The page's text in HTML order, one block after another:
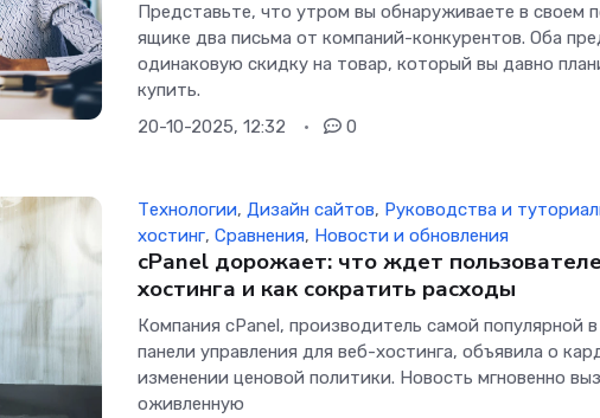
Представьте, что утром вы обнаруживаете в своем
ящике два письма от компаний-конкурентов. Оба
одинаковую скидку на товар, который вы давно
купить.
20-10-2025, 12:32
0
Технологии,Дизайн сайтов, Руководства и
хостинг,Сравнения, Новости и обновления
cPanel дорожает: что ждет
хостинга и как сократить расходы
Компания cPanel, производитель самой популярной
панели управления для веб-хостинга, объявила о
изменении ценовой политики. Новость мгновенно
оживленную